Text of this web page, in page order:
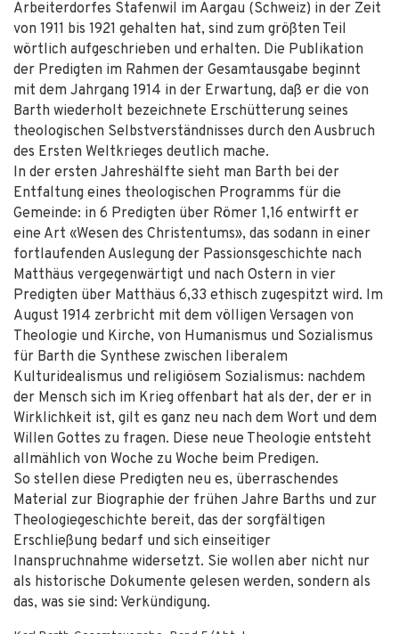
Arbeiterdorfes Stafenwil im Aargau (Schweiz) in der Zeit
von 1911 bis 1921 gehalten hat, sind zum größten Teil
wörtlich aufgeschrieben und erhalten. Die Publikation
der Predigten im Rahmen der Gesamtausgabe beginnt
mit dem Jahrgang 1914 in der Erwartung, daß er die von
Barth wiederholt bezeichnete Erschütterung seines
theologischen Selbstverständnisses durch den Ausbruch
des Ersten Weltkrieges deutlich mache.
In der ersten Jahreshälfte sieht man Barth bei der
Entfaltung eines theologischen Programms für die
Gemeinde: in 6 Predigten über Römer 1,16 entwirft er
eine Art «Wesen des Christentums», das sodann in einer
fortlaufenden Auslegung der Passionsgeschichte nach
Matthäus vergegenwärtigt und nach Ostern in vier
Predigten über Matthäus 6,33 ethisch zugespitzt wird. Im
August 1914 zerbricht mit dem völligen Versagen von
Theologie und Kirche, von Humanismus und Sozialismus
für Barth die Synthese zwischen liberalem
Kulturidealismus und religiösem Sozialismus: nachdem
der Mensch sich im Krieg offenbart hat als der, der er in
Wirklichkeit ist, gilt es ganz neu nach dem Wort und dem
Willen Gottes zu fragen. Diese neue Theologie entsteht
allmählich von Woche zu Woche beim Predigen.
So stellen diese Predigten neu es, überraschendes
Material zur Biographie der frühen Jahre Barths und zur
Theologiegeschichte bereit, das der sorgfältigen
Erschließung bedarf und sich einseitiger
Inanspruchnahme widersetzt. Sie wollen aber nicht nur
als historische Dokumente gelesen werden, sondern als
das, was sie sind: Verkündigung.